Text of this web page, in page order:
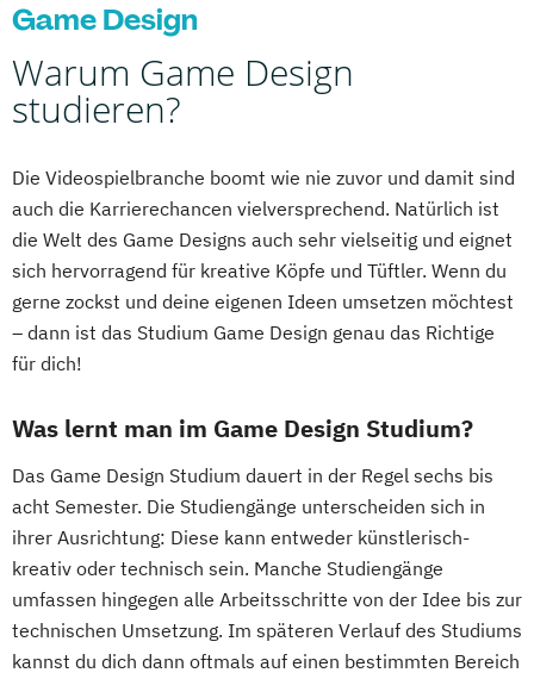
Game Design
Warum Game Design
studieren?
Die Videospielbranche boomt wie nie zuvor und damit sind
auch die Karrierechancen vielversprechend. Natürlich ist
die Welt des Game Designs auch sehr vielseitig und eignet
sich hervorragend für kreative Köpfe und Tüftler. Wenn du
gerne zockst und deine eigenen Ideen umsetzen möchtest
– dann ist das Studium Game Design genau das Richtige
für dich!
Was lernt man im Game Design Studium?
Das Game Design Studium dauert in der Regel sechs bis
acht Semester. Die Studiengänge unterscheiden sich in
ihrer Ausrichtung: Diese kann entweder künstlerisch-
kreativ oder technisch sein. Manche Studiengänge
umfassen hingegen alle Arbeitsschritte von der Idee bis zur
technischen Umsetzung. Im späteren Verlauf des Studiums
kannst du dich dann oftmals auf einen bestimmten Bereich